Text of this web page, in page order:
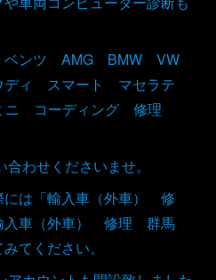
ベンツ AMG BMW VW
ディ スマート マセラテ
コーディング 修理
わせくださいませ。
には「輸入車（外車） 修
車（外車） 修理 群馬
てください。